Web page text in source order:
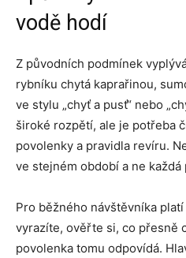
vodě hodí
Z původních podmínek
rybníku chytá kaprařinou,
ve stylu „chyť a pusť“ nebo
široké rozpětí, ale je potřeba
povolenky a pravidla revíru.
ve stejném období a ne
Pro běžného návštěvníka
vyrazíte, ověřte si, co přesně
povolenka tomu odpovídá.